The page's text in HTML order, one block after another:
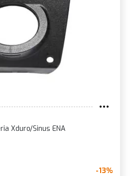
Xduro/Sinus ENA
-13%